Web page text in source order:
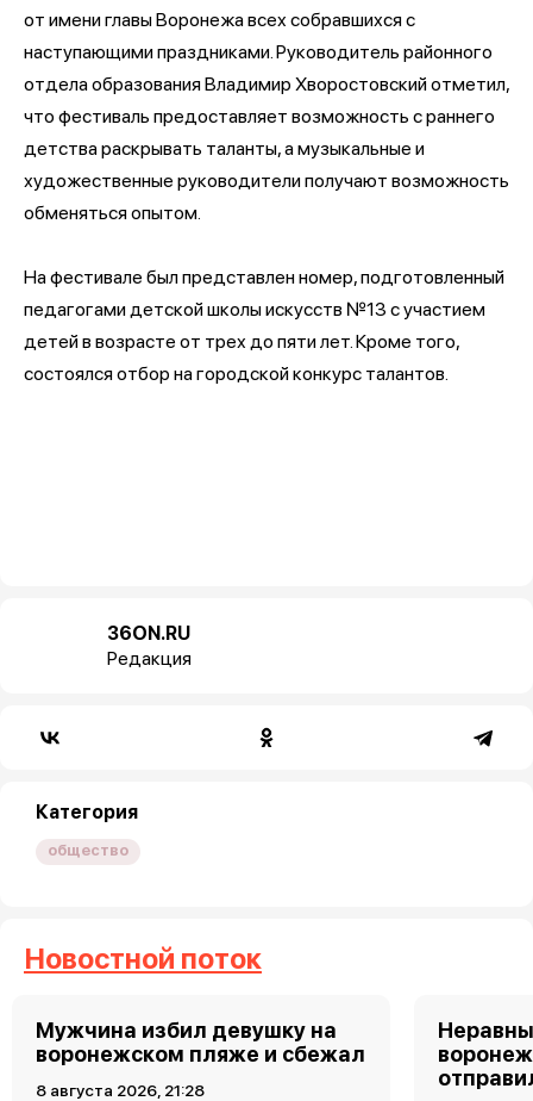
от имени главы Воронежа всех собравшихся с
наступающими праздниками. Руководитель районного
отдела образования Владимир Хворостовский отметил,
что фестиваль предоставляет возможность с раннего
детства раскрывать таланты, а музыкальные и
художественные руководители получают возможность
обменяться опытом.
На фестивале был представлен номер, подготовленный
педагогами детской школы искусств №13 с участием
детей в возрасте от трех до пяти лет. Кроме того,
состоялся отбор на городской конкурс талантов.
36ON.RU
Редакция
Категория
общество
Новостной поток
Мужчина избил девушку на
воронежском пляже и сбежал
8 августа 2026, 21:28